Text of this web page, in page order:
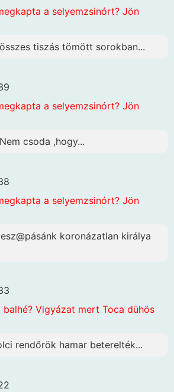
a selyemzsinórt? Jön
tiszás tömött sorokban...
a selyemzsinórt? Jön
csoda ,hogy...
a selyemzsinórt? Jön
koronázatlan királya
balhé? Vigyázat mert Toca dühös
rendőrök hamar beterelték...